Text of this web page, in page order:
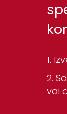
vai